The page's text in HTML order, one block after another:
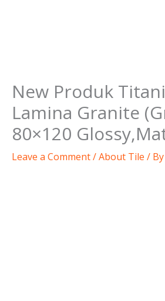
New Produk
Lamina Granite
80×120
Leave a Comment/About Tile / By